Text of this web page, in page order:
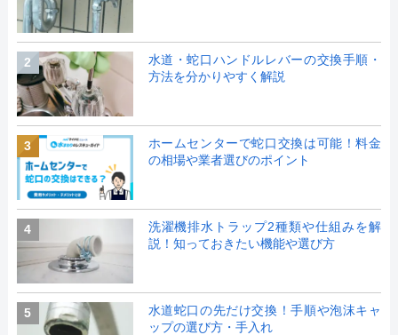
2
水道・蛇口ハンドルレバーの交換手順・
方法を分かりやすく解説
3
ホームセンターで蛇口交換は可能！料金
の相場や業者選びのポイント
4
洗濯機排水トラップ2種類や仕組みを解
説！知っておきたい機能や選び方
5
水道蛇口の先だけ交換！手順や泡沫キャ
ップの選び方・手入れ